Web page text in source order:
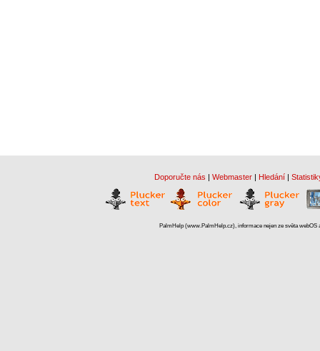
Doporučte nás | Webmaster | Hledání |
PalmHelp (www.PalmHelp.cz), informace nejen ze světa